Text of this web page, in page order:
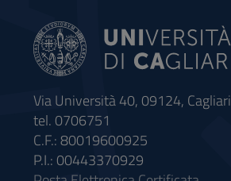
Via Università 40, 09124, Cagliari
tel. 0706751
C.F.: 80019600925
P.I.: 00443370929